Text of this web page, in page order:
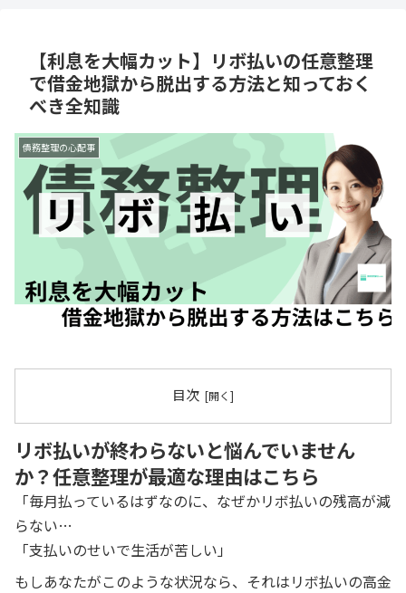
【利息を大幅カット】リボ払いの任意整理
で借金地獄から脱出する方法と知っておく
べき全知識
債務整理の心配事
目次
リボ払いが終わらないと悩んでいません
か？任意整理が最適な理由はこちら
「毎月払っているはずなのに、なぜかリボ払いの残高が減
らない…
「支払いのせいで生活が苦しい」
もしあなたがこのような状況なら、それはリボ払いの高金